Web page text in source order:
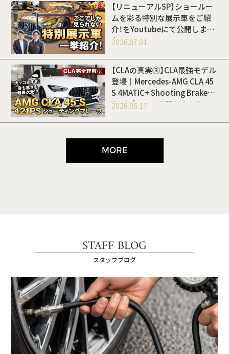
【リニューアルSP】ショールー
ムを彩る特別な展示車をご紹
介！をYoutubeにて公開しまし
た
2026.07.01
【CLAの真実③】CLA最強モデル
登場｜Mercedes-AMG CLA 45
S 4MATIC+ Shooting Brakeを
Youtubeにて公開しました
2026.06.17
MORE
STAFF BLOG
スタッフブログ